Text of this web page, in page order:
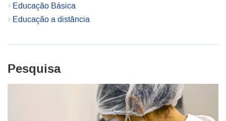
Educação Básica
Educação a distância
Pesquisa